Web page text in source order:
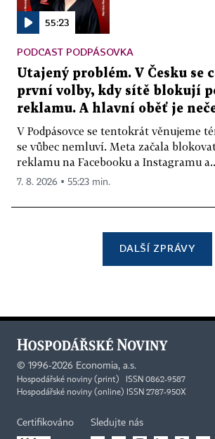
55:23
PODCAST PODPÁSOVKA
Utajený problém. V Česku se
první volby, kdy sítě blokují
reklamu. A hlavní oběť je
V Podpásovce se tentokrát věnujeme
se vůbec nemluví. Meta začala
reklamu na Facebooku a Instagramu
7. 8. 2026 ▪ 55:23 min.
DALŠÍ ZPRÁVY
© 1996-2026 Economia, a.s.
Hospodářské noviny (print) ISSN 0862-9587
Hospodářské noviny (online) ISSN 2787-950X
Certifikováno Sledujte nás